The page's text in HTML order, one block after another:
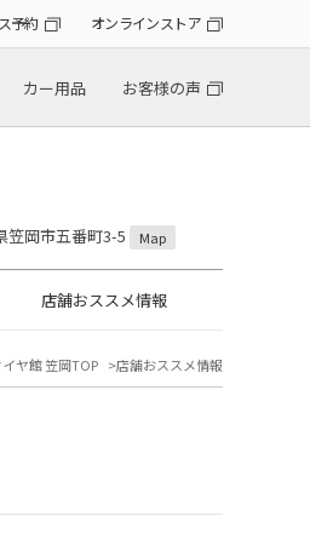
予約 オンラインストア
カー用品 お客様の声
岡市五番町3-5 Map
店舗おススメ情報
イヤ館 笠岡TOP 店舗おススメ情報